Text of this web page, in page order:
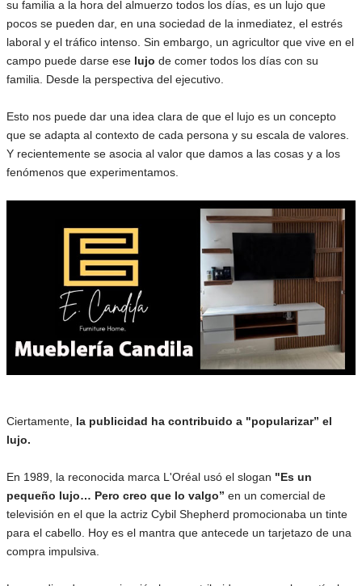
su familia a la hora del almuerzo todos los días, es un lujo que
pocos se pueden dar, en una sociedad de la inmediatez, el estrés
laboral y el tráfico intenso. Sin embargo, un agricultor que vive en el
campo puede darse ese lujo de comer todos los días con su
familia. Desde la perspectiva del ejecutivo.
Esto nos puede dar una idea clara de que el lujo es un concepto
que se adapta al contexto de cada persona y su escala de valores.
Y recientemente se asocia al valor que damos a las cosas y a los
fenómenos que experimentamos.
Ciertamente, la publicidad ha contribuido a "popularizar” el
lujo.
En 1989, la reconocida marca L'Oréal usó el slogan "Es un
pequeño lujo… Pero creo que lo valgo” en un comercial de
televisión en el que la actriz Cybil Shepherd promocionaba un tinte
para el cabello. Hoy es el mantra que antecede un tarjetazo de una
compra impulsiva.